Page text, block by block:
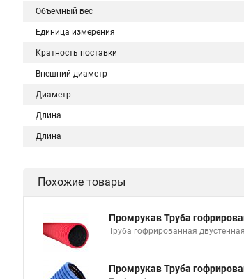
Объемный вес
Единица измерения
Кратность поставки
Внешний диаметр
Диаметр
Длина
Длина
Похожие товары
Промрукав Труба
Труба гофрированная
Промрукав Труба